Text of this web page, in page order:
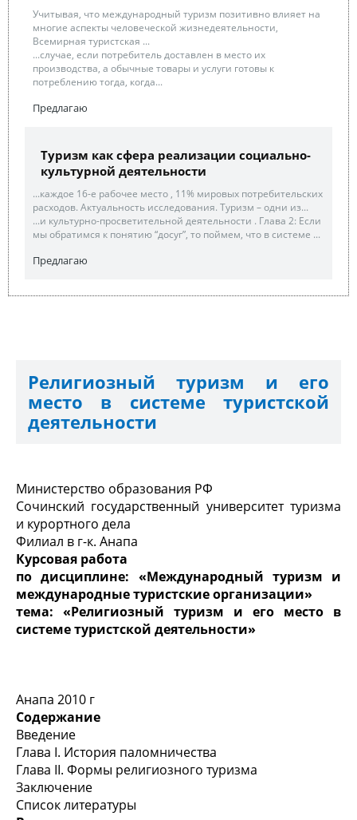
Учитывая, что международный туризм позитивно влияет на
многие аспекты человеческой жизнедеятельности,
Всемирная туристская ...
...случае, если потребитель доставлен в место их
производства, а обычные товары и услуги готовы к
потреблению тогда, когда...
Предлагаю
Туризм как сфера реализации социально-
культурной деятельности
...каждое 16-е рабочее место , 11% мировых потребительских
расходов. Актуальность исследования. Туризм – одни из...
...и культурно-просветительной деятельности . Глава 2: Если
мы обратимся к понятию “досуг”, то поймем, что в системе ...
Предлагаю
Религиозный туризм и его
место в системе туристской
деятельности
Министерство образования РФ
Сочинский государственный университет туризма
и курортного дела
Филиал в г-к. Анапа
Курсовая работа
по дисциплине: «Международный туризм и
международные туристские организации»
тема: «Религиозный туризм и его место в
системе туристской деятельности»
Анапа 2010 г
Содержание
Введение
Глава I. История паломничества
Глава II. Формы религиозного туризма
Заключение
Список литературы